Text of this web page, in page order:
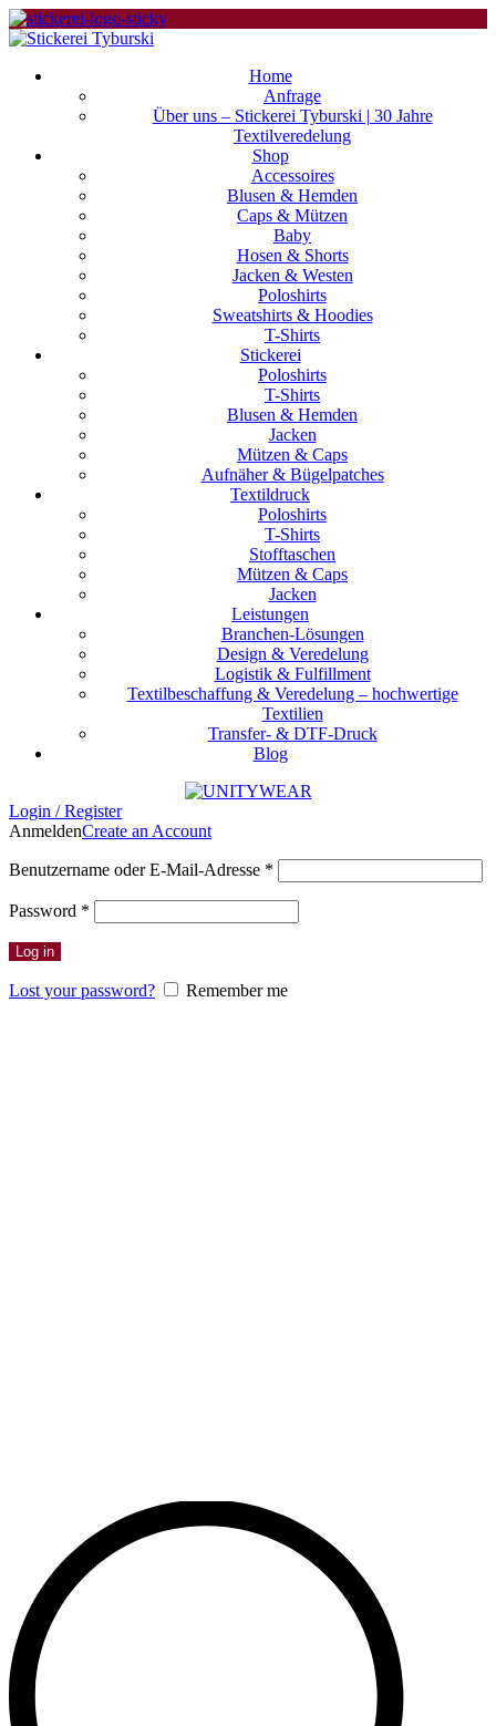
Home
Anfrage
Über uns – Stickerei Tyburski | 30 Jahre
Textilveredelung
Shop
Accessoires
Blusen & Hemden
Caps & Mützen
Baby
Hosen & Shorts
Jacken & Westen
Poloshirts
Sweatshirts & Hoodies
T-Shirts
Stickerei
Poloshirts
T-Shirts
Blusen & Hemden
Jacken
Mützen & Caps
Aufnäher & Bügelpatches
Textildruck
Poloshirts
T-Shirts
Stofftaschen
Mützen & Caps
Jacken
Leistungen
Branchen-Lösungen
Design & Veredelung
Logistik & Fulfillment
Textilbeschaffung & Veredelung – hochwertige
Textilien
Transfer- & DTF-Druck
Blog
Login / Register
AnmeldenCreate an Account
Benutzername oder E-Mail-Adresse *
Password *
Log in
Lost your password? Remember me